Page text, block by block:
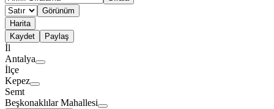
Görünüm
Harita
Kaydet
Paylaş
İl
Antalya
İlçe
Kepez
Semt
Beşkonaklılar Mahallesi